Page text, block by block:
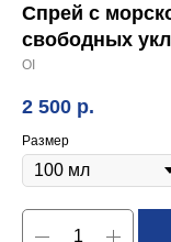
Спрей с
свободных
OI
2 500 р.
Размер